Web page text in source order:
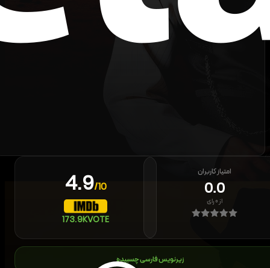
4.9/10
173.9KVOTE
امتیاز کاربران
0.0
از۰رای
زیرنویس فارسی چسبیده